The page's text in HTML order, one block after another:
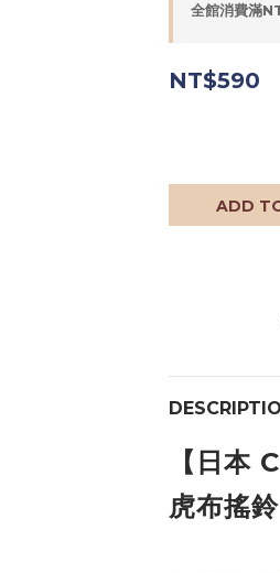
全館消費滿
NT$590
ADD
【日本
虎布搖鈴